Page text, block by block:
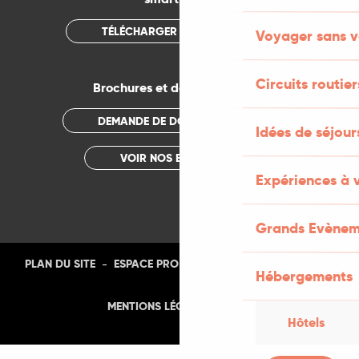
Voyager sans
Circuits
Idées de
Expériences à
Grands
Hébergements
Hôtels
TÉLÉCHARGER L'APPLICATION
Brochures et documentations
DEMANDE DE DOCUMENTATION
VOIR NOS BROCHURES
PLAN DU SITE - ESPACE PRO
MENTIONS LÉGALES